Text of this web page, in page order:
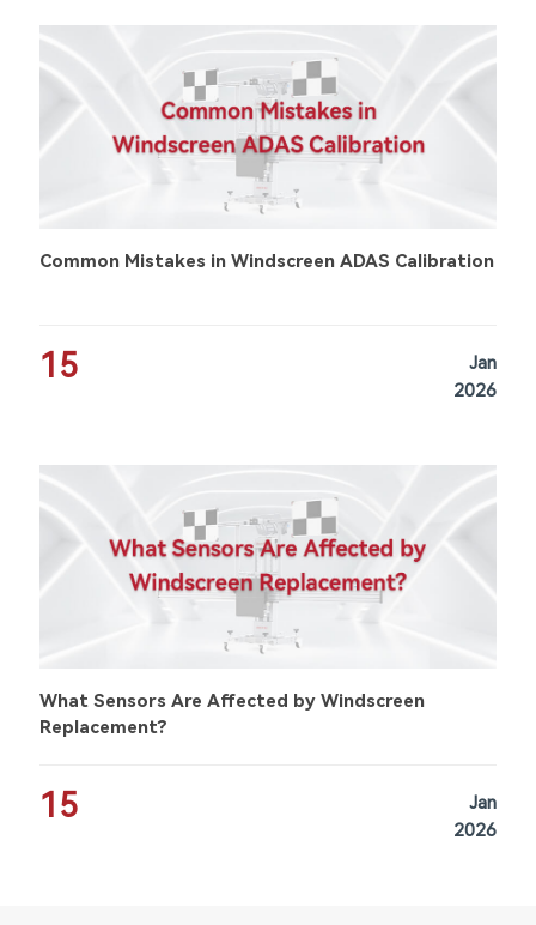
Common Mistakes in Windscreen ADAS Calibration
15
Jan
2026
What Sensors Are Affected by Windscreen
Replacement?
15
Jan
2026